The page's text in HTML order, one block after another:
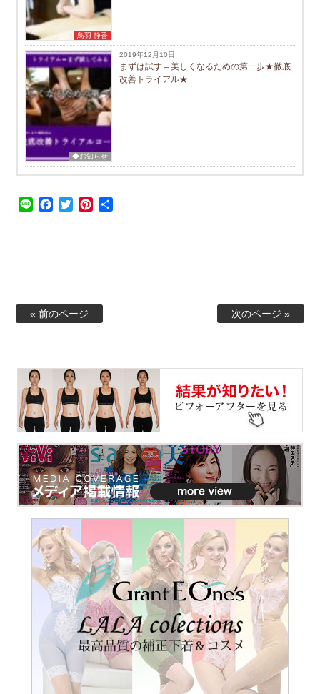
鳥羽 静香
◆お知らせ
2019年12月10日
まずは試す＝美しくなるための第一歩★徹底
改善トライアル★
Line Facebook
TwitterPinterest
« 前のページ 次のページ »